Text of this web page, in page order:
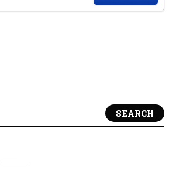
SEARCH